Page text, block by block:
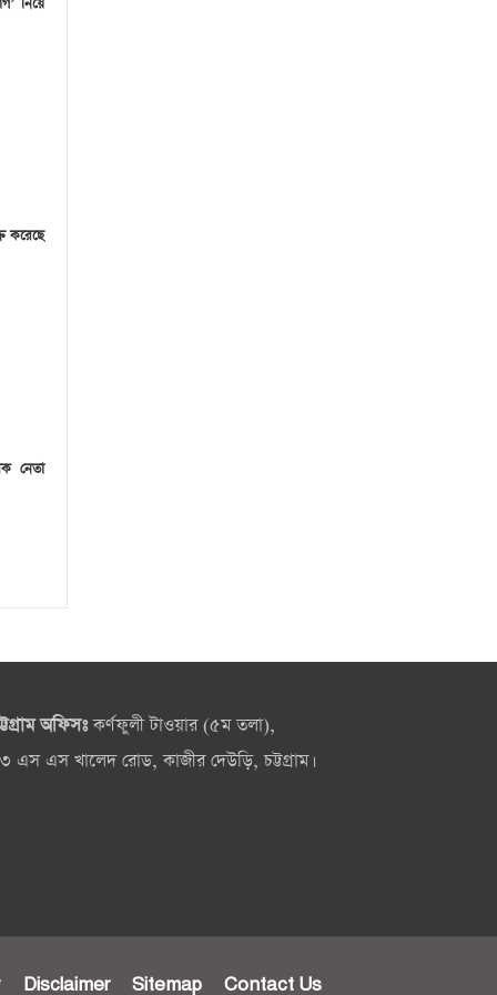
নিয়ে
করেছে
নেতা
অফিসঃকর্ণফুলী টাওয়ার (৫ম তলা),
এস এস খালেদ রোড, কাজীর দেউড়ি, চট্টগ্রাম।
Disclaimer Sitemap Contact Us